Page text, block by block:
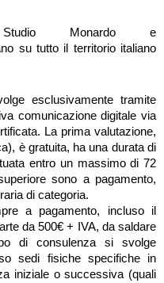
Studio Monardo e
su tutto il territorio italiano
esclusivamente tramite
comunicazione digitale via
La prima valutazione,
è gratuita, ha una durata di
entro un massimo di 72
sono a pagamento,
di categoria.
a pagamento, incluso il
da 500€ + IVA, da saldare
di consulenza si svolge
sedi fisiche specifiche in
iniziale o successiva (quali